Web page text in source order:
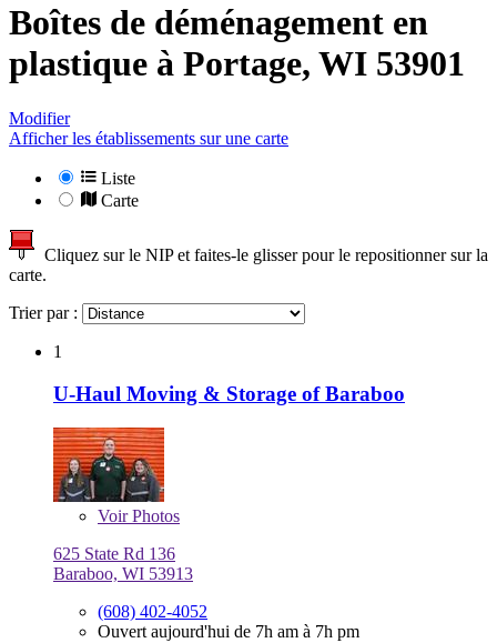
Boîtes de déménagement en
plastique à Portage, WI 53901
Modifier
Afficher les établissements sur une carte
Liste
Carte
Cliquez sur le NIP et faites-le glisser pour le repositionner sur la
carte.
Trier par :
1
U-Haul Moving & Storage of Baraboo
VoirPhotos
625 State Rd 136
Baraboo, WI 53913
(608) 402-4052
Ouvert aujourd'hui de 7h am à 7h pm